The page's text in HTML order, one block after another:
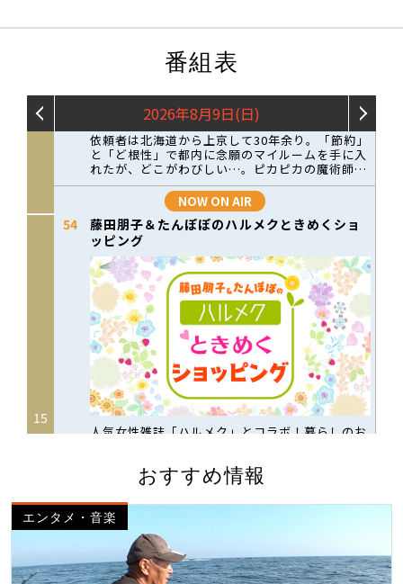
番組表
おすすめ情報
エンタメ・音楽